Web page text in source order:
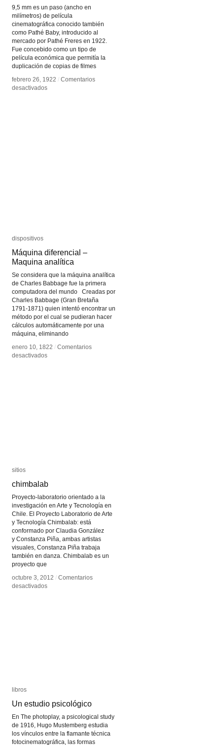
9,5 mm es un paso (ancho en
milímetros) de película
cinematográfica conocido también
como Pathé Baby, introducido al
mercado por Pathé Freres en 1922.
Fue concebido como un tipo de
película económica que permitía la
duplicación de copias de filmes
febrero 26, 1922 / Comentarios
desactivadosen
febrero 26, 1922 / Comentarios
desactivadosen
dispositivos
Máquina diferencial –
Maquina analítica
Se considera que la máquina analítica
de Charles Babbage fue la primera
computadora del mundo Creadas por
Charles Babbage (Gran Bretaña
1791-1871) quien intentó encontrar un
método por el cual se pudieran hacer
cálculos automáticamente por una
máquina, eliminando
enero 10, 1822 / Comentarios
desactivadosen
dispositivos
Máquina diferencial –
Maquina analítica
enero 10, 1822 / Comentarios
desactivadosen
sitios
chimbalab
Proyecto-laboratorio orientado a la
investigación en Arte y Tecnología en
Chile. El Proyecto Laboratorio de Arte
y Tecnología Chimbalab: está
conformado por Claudia González
y Constanza Piña, ambas artistas
visuales, Constanza Piña trabaja
también en danza. Chimbalab es un
proyecto que
octubre 3, 2012 / Comentarios
desactivadosen
sitios
chimbalab
octubre 3, 2012 / Comentarios
desactivadosen
libros
Un estudio psicológico
En The photoplay, a psicological study
de 1916, Hugo Mustemberg estudia
los vínculos entre la flamante técnica
fotocinematográfica, las formas
libros
Un estudio psicológico